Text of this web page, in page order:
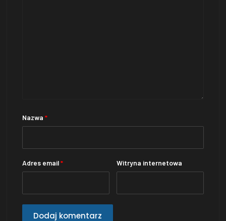
Nazwa*
Adres email* Witryna internetowa